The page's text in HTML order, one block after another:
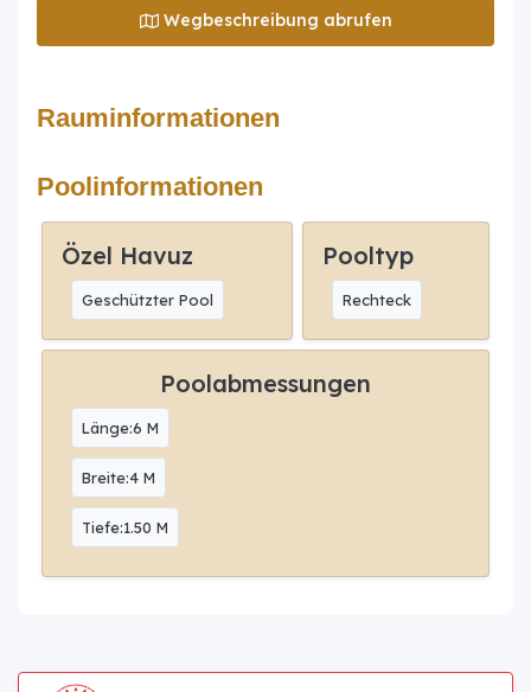
Wegbeschreibung abrufen
Rauminformationen
Poolinformationen
Özel Havuz
Geschützter Pool
Pooltyp
Rechteck
Poolabmessungen
Länge:6 M
Breite:4 M
Tiefe:1.50 M